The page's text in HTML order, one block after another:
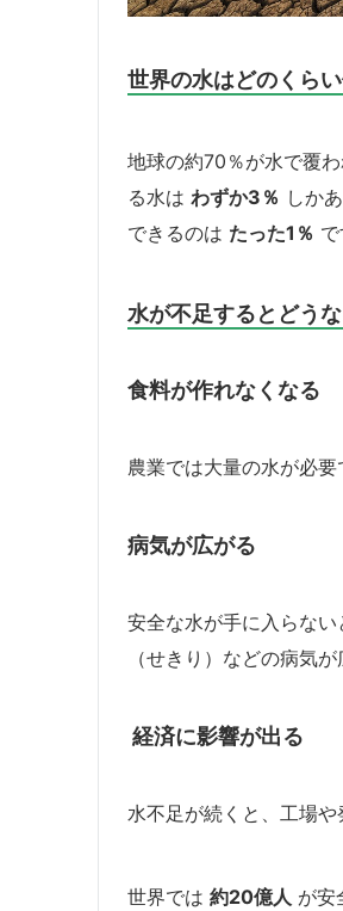
世界の水はどのくら
地球の約70％が水で覆
る水は わずか3％ しか
できるのは たった1％ で
水が不足するとどう
食料が作れなくなる
農業では大量の水が必
病気が広がる
安全な水が手に入らな
（せきり）などの病気が
経済に影響が出る
水不足が続くと、工場や
世界では 約20億人 が安